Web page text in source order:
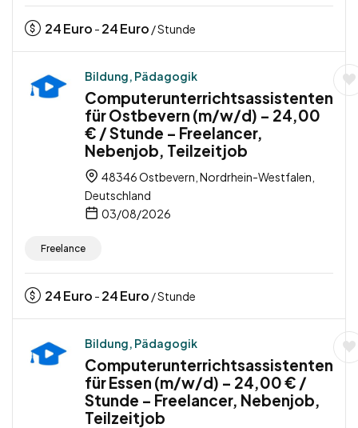
24Euro - 24Euro / Stunde
Bildung, Pädagogik
Computerunterrichtsassistenten
für Ostbevern (m/w/d) – 24,00
€ / Stunde – Freelancer,
Nebenjob, Teilzeitjob
48346 Ostbevern, Nordrhein-Westfalen,
Deutschland
03/08/2026
Freelance
24Euro - 24Euro / Stunde
Bildung, Pädagogik
Computerunterrichtsassistenten
für Essen (m/w/d) – 24,00 € /
Stunde – Freelancer, Nebenjob,
Teilzeitjob